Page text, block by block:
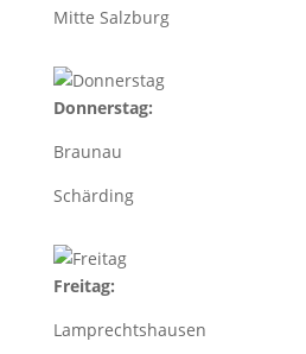
Mitte Salzburg
Donnerstag:
Braunau
Schärding
Freitag:
Lamprechtshausen